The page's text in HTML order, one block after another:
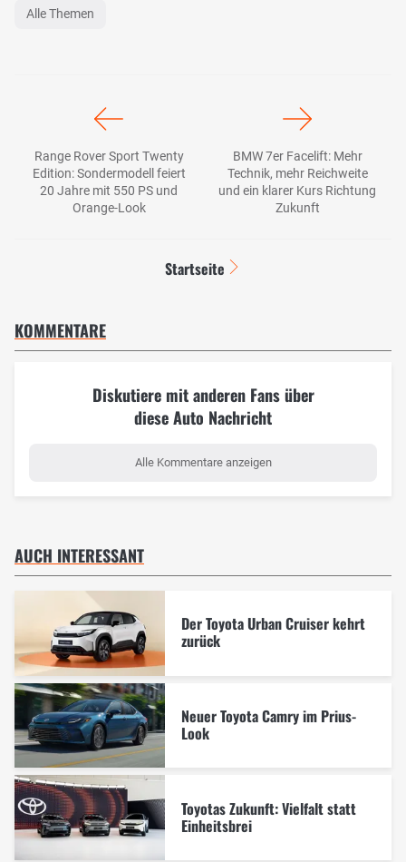
Alle Themen
Range Rover Sport Twenty
Edition: Sondermodell feiert
20 Jahre mit 550 PS und
Orange-Look
BMW 7er Facelift: Mehr
Technik, mehr Reichweite
und ein klarer Kurs Richtung
Zukunft
Startseite
KOMMENTARE
Diskutiere mit anderen Fans über
diese Auto Nachricht
Alle Kommentare anzeigen
AUCH INTERESSANT
Der Toyota Urban Cruiser kehrt
zurück
Neuer Toyota Camry im Prius-
Look
Toyotas Zukunft: Vielfalt statt
Einheitsbrei